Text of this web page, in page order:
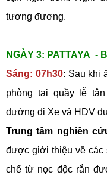
tương đương.
NGÀY 3: PATTAYA
Sáng: 07h30: Sau khi
phòng tại quầy lễ
đường đi Xe và HDV
Trung tâm nghiên
được giới thiệu về các
chế từ nọc độc rắn